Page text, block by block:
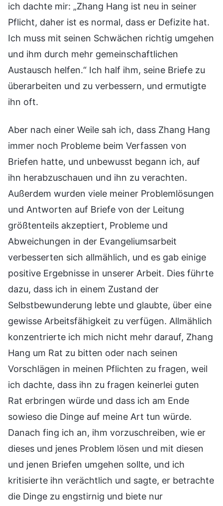
ich dachte mir: „Zhang Hang ist neu in seiner
Pflicht, daher ist es normal, dass er Defizite hat.
Ich muss mit seinen Schwächen richtig umgehen
und ihm durch mehr gemeinschaftlichen
Austausch helfen.“ Ich half ihm, seine Briefe zu
überarbeiten und zu verbessern, und ermutigte
ihn oft.
Aber nach einer Weile sah ich, dass Zhang Hang
immer noch Probleme beim Verfassen von
Briefen hatte, und unbewusst begann ich, auf
ihn herabzuschauen und ihn zu verachten.
Außerdem wurden viele meiner Problemlösungen
und Antworten auf Briefe von der Leitung
größtenteils akzeptiert, Probleme und
Abweichungen in der Evangeliumsarbeit
verbesserten sich allmählich, und es gab einige
positive Ergebnisse in unserer Arbeit. Dies führte
dazu, dass ich in einem Zustand der
Selbstbewunderung lebte und glaubte, über eine
gewisse Arbeitsfähigkeit zu verfügen. Allmählich
konzentrierte ich mich nicht mehr darauf, Zhang
Hang um Rat zu bitten oder nach seinen
Vorschlägen in meinen Pflichten zu fragen, weil
ich dachte, dass ihn zu fragen keinerlei guten
Rat erbringen würde und dass ich am Ende
sowieso die Dinge auf meine Art tun würde.
Danach fing ich an, ihm vorzuschreiben, wie er
dieses und jenes Problem lösen und mit diesen
und jenen Briefen umgehen sollte, und ich
kritisierte ihn verächtlich und sagte, er betrachte
die Dinge zu engstirnig und biete nur